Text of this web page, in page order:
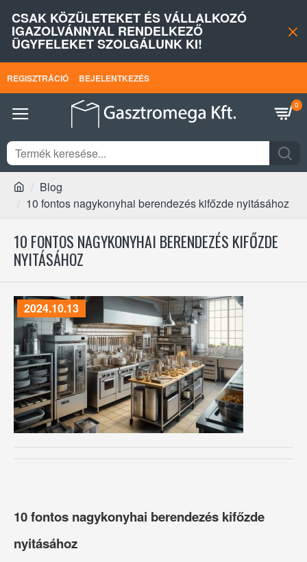
CSAK KÖZÜLETEKET ÉS VÁLLALKOZÓ
IGAZOLVÁNNYAL RENDELKEZŐ
ÜGYFELEKET SZOLGÁLUNK KI!
REGISZTRÁCIÓ BEJELENTKEZÉS
0
Blog
10 fontos nagykonyhai berendezés kifőzde nyitásához
10 FONTOS NAGYKONYHAI BERENDEZÉS KIFŐZDE
NYITÁSÁHOZ
2024.10.13
10 fontos nagykonyhai berendezés kifőzde
nyitásához